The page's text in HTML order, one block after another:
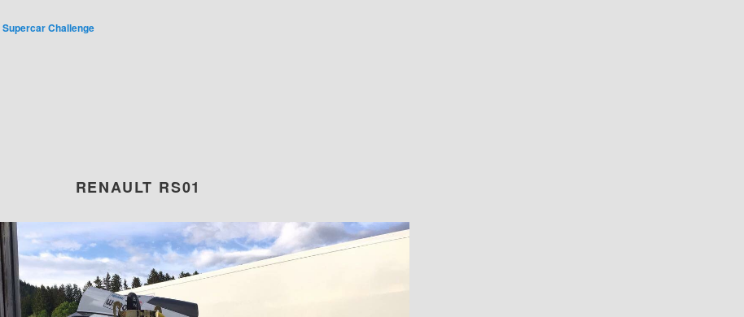
Supercar Challenge
RENAULT RS01